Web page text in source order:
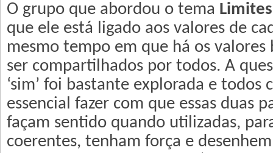
O grupo que abordou o tema Limites
que ele está ligado aos valores de
mesmo tempo em que há os valores
ser compartilhados por todos. A
‘sim’ foi bastante explorada e todos
essencial fazer com que essas duas
façam sentido quando utilizadas,
coerentes, tenham força e